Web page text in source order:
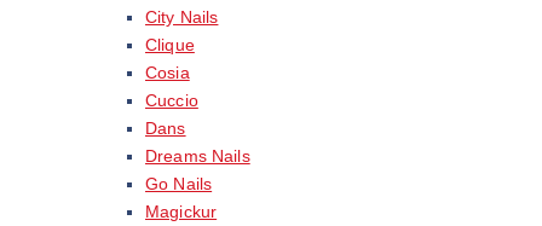
City Nails
Clique
Cosia
Cuccio
Dans
Dreams Nails
Go Nails
Magickur